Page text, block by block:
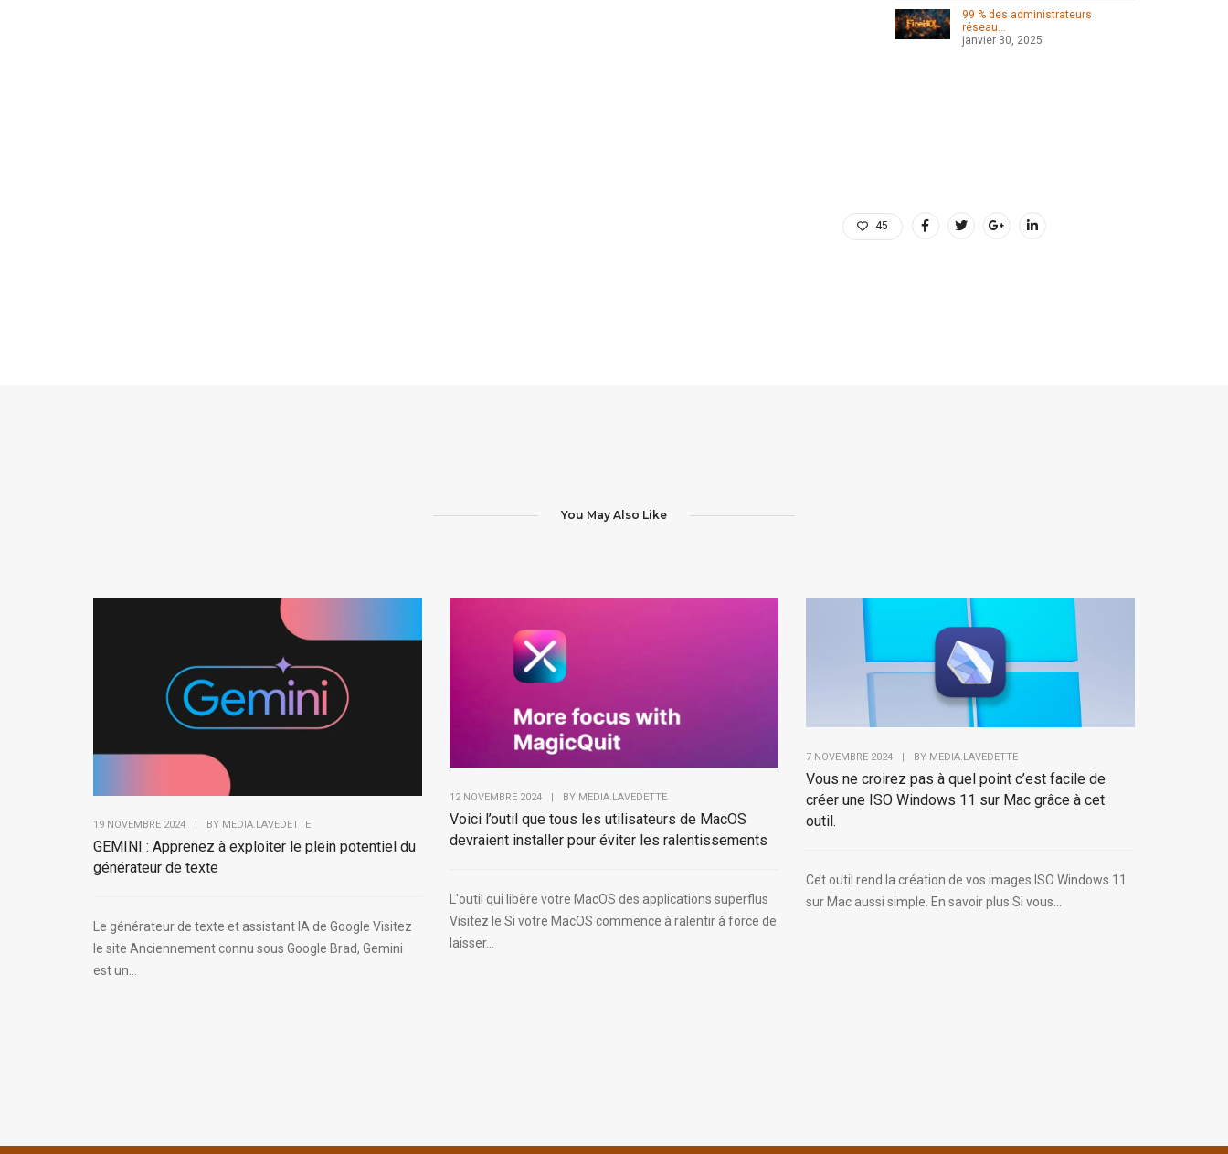
99 % des administrateurs
réseau…
janvier 30, 2025
45
You May Also Like
19 NOVEMBRE 2024 | BY MEDIA.LAVEDETTE
GEMINI : Apprenez à exploiter le plein potentiel du
générateur de texte
Le générateur de texte et assistant IA de Google Visitez
le site Anciennement connu sous Google Brad, Gemini
est un...
12 NOVEMBRE 2024 | BY MEDIA.LAVEDETTE
Voici l’outil que tous les utilisateurs de MacOS
devraient installer pour éviter les ralentissements
L'outil qui libère votre MacOS des applications superflus
Visitez le Si votre MacOS commence à ralentir à force de
laisser...
7 NOVEMBRE 2024 | BY MEDIA.LAVEDETTE
Vous ne croirez pas à quel point c’est facile de
créer une ISO Windows 11 sur Mac grâce à cet
outil.
Cet outil rend la création de vos images ISO Windows 11
sur Mac aussi simple. En savoir plus Si vous...